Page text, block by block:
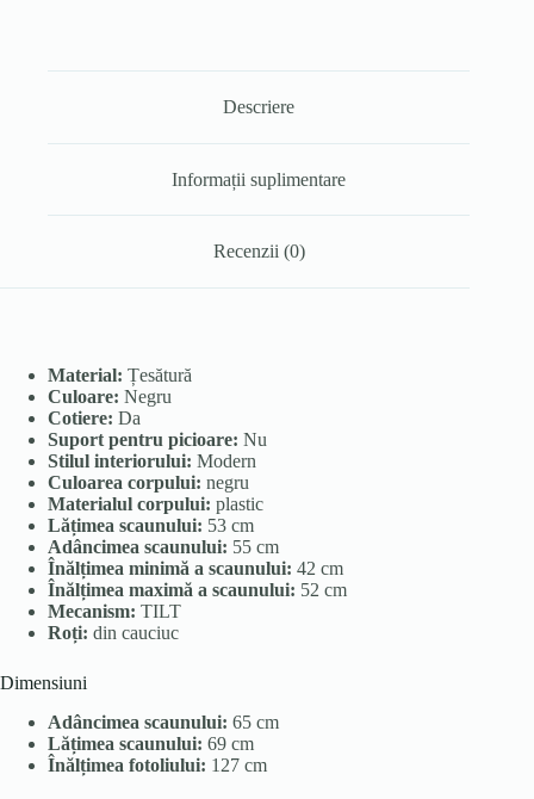
Descriere
Informații suplimentare
Recenzii (0)
Material: Țesătură
Culoare: Negru
Cotiere: Da
Suport pentru picioare: Nu
Stilul interiorului: Modern
Culoarea corpului: negru
Materialul corpului: plastic
Lățimea scaunului: 53 cm
Adâncimea scaunului: 55 cm
Înălțimea minimă a scaunului: 42 cm
Înălțimea maximă a scaunului: 52 cm
Mecanism: TILT
Roți: din cauciuc
Dimensiuni
Adâncimea scaunului: 65 cm
Lățimea scaunului: 69 cm
Înălțimea fotoliului: 127 cm